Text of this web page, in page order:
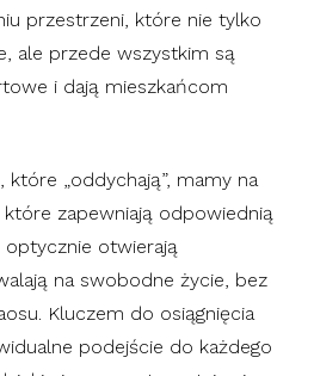
przestrzeni, które nie tylko
ale przede wszystkim są
i dają mieszkańcom
„oddychają”, mamy na
które zapewniają odpowiednią
otwierają
na swobodne życie, bez
Kluczem do osiągnięcia
podejście do każdego